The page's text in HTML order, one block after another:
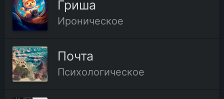
Гриша
Ироническое
Почта
Психологическое